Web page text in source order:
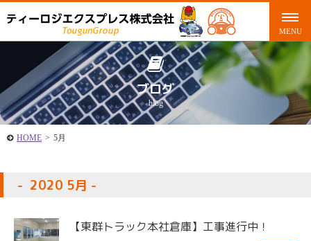
ブログ
blog
HOME > 5月
2020 5月
【東群トラック本社倉庫】工事進行中！